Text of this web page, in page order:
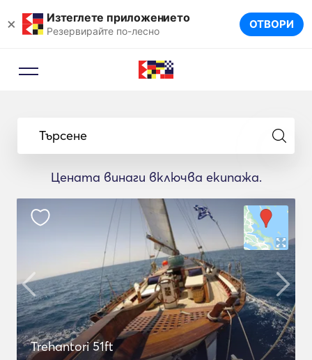
× Изтеглете приложението
Резервирайте по-лесно ОТВОРИ
Търсене
Цената винаги включва екипажа.
Trehantori 51ft